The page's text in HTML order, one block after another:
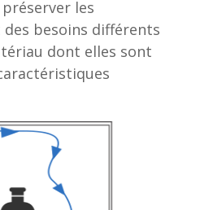
les
besoins différents
dont elles sont